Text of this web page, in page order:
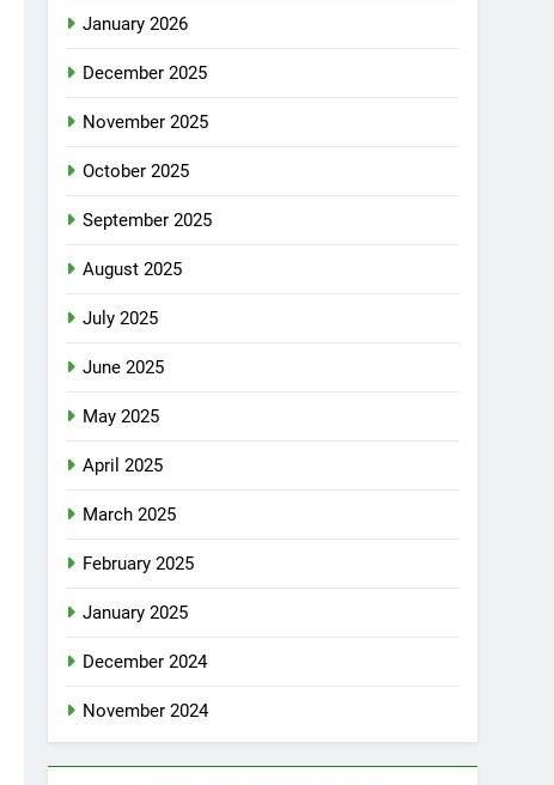
January 2026
December 2025
November 2025
October 2025
September 2025
August 2025
July 2025
June 2025
May 2025
April 2025
March 2025
February 2025
January 2025
December 2024
November 2024